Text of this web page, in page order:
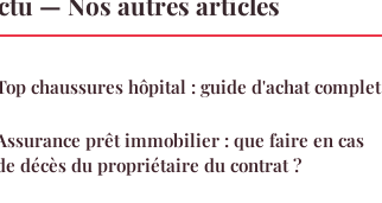
chaussures hôpital : guide d'achat complet
prêt immobilier : que faire en cas
décès du propriétaire du contrat ?